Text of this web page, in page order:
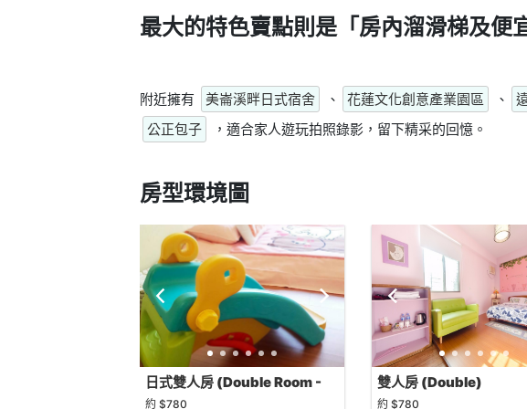
最大的特色賣點則是「房內溜滑梯及便
附近擁有 美崙溪畔日式宿舍 、 花蓮文化創意產業園區 、
公正包子
，適合家人遊玩拍照錄影，留下精采的回憶。
房型環境圖
日式雙人房 (Double Room -
Japanese Style)
約 $780
雙人房 (Double)
約 $780